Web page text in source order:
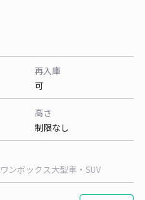
再入庫
可
高さ
制限なし
ワンボックス大型車・SUV